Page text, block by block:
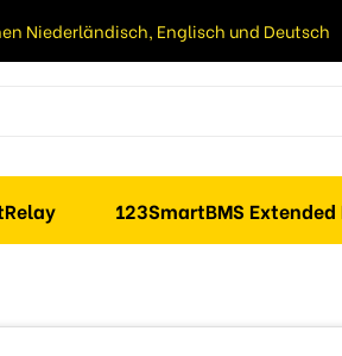
Niederländisch, Englisch und Deutsch
123SmartBMS Extended